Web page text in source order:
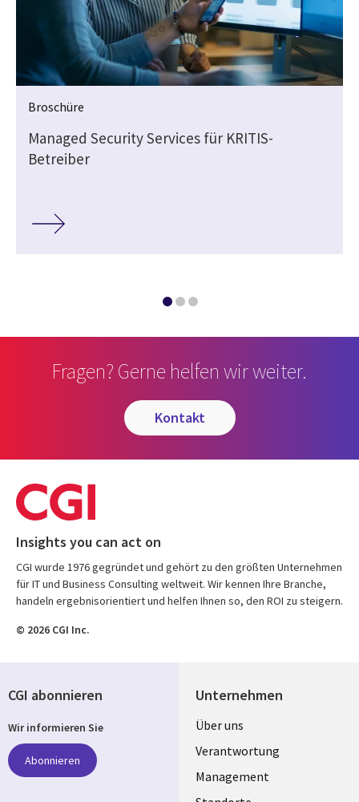
Broschüre
Managed Security Services für KRITIS-
Betreiber
Fragen? Gerne helfen wir weiter.
kontakt
Insights you can act on
CGI wurde 1976 gegründet und gehört zu den größten Unternehmen
für IT und Business Consulting weltweit. Wir kennen Ihre Branche,
handeln ergebnisorientiert und helfen Ihnen so, den ROI zu steigern.
© 2026 CGI Inc.
Unternehmen
Useful
links
GERMANY
Über uns
Verantwortung
Management
CGI abonnieren
Wir informieren Sie
Abonnieren